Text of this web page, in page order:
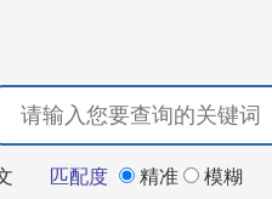
匹配度 精准 模糊